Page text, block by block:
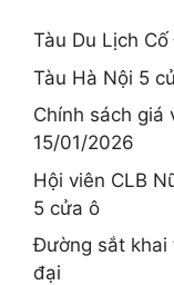
Tàu Du Lịch
Tàu Hà Nội 5
Chính sách giá
15/01/2026
Hội viên CLB
5 cửa ô
Đường sắt khai
đại